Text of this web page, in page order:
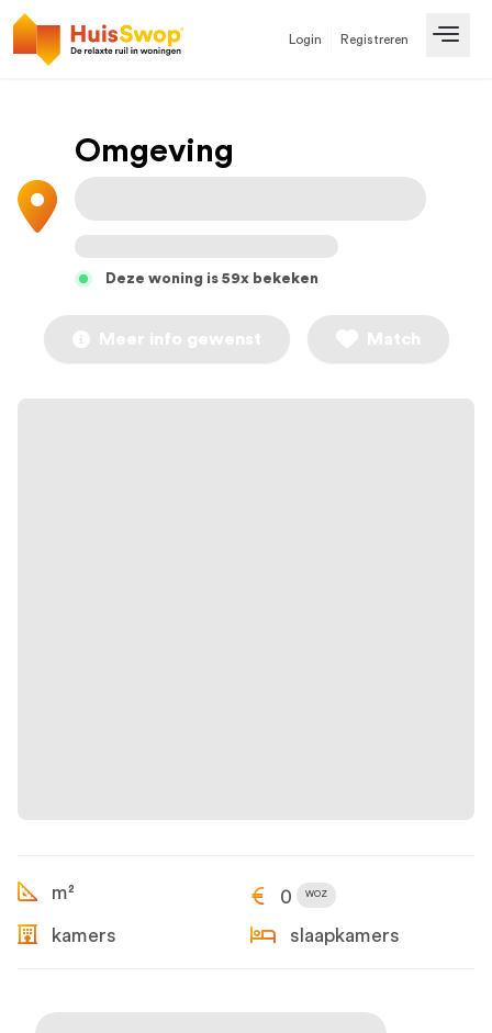
Login Registreren
Omgeving
Deze woning is 59x bekeken
Meer info gewenst Match
m² 0 WOZ
kamers slaapkamers